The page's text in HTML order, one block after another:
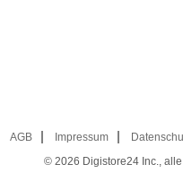
AGB Impressum
© 2026 Digistore24 Inc.,